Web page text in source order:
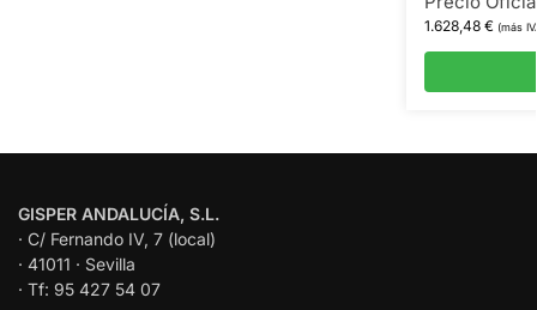
1.628,48 € (más
GISPER ANDALUCÍA, S.L.
· C/ Fernando IV, 7 (local)
· 41011 · Sevilla
· Tf: 95 427 54 07